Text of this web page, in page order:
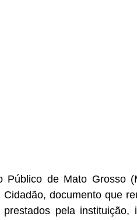
Público de Mato Grosso
Cidadão, documento que
prestados pela